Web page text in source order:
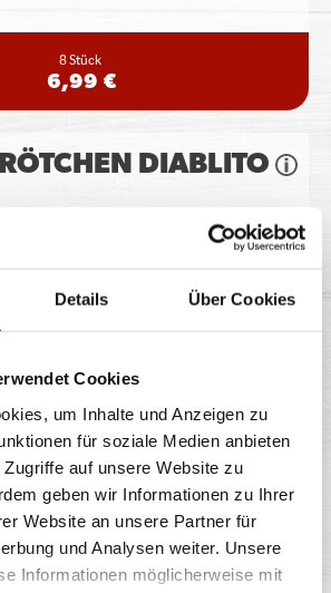
Details Über Cookies
Cookies
um Inhalte und Anzeigen zu
für soziale Medien anbieten
auf unsere Website zu
geben wir Informationen zu Ihrer
Website an unsere Partner für
und Analysen weiter. Unsere
Informationen möglicherweise mit
8 Stück
6,99 €
DIABLITO
Peperonisalami, Jalapeños
6,99 €
CHEESY
SCHINKEN
Hinterschinken